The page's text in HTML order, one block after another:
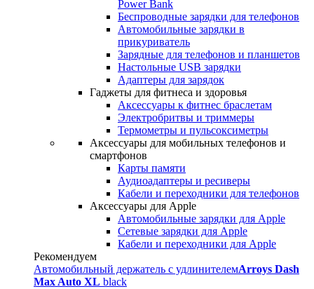
Power Bank
Беспроводные зарядки для телефонов
Автомобильные зарядки в
прикуриватель
Зарядные для телефонов и планшетов
Настольные USB зарядки
Адаптеры для зарядок
Гаджеты для фитнеса и здоровья
Аксессуары к фитнес браслетам
Электробритвы и триммеры
Термометры и пульсоксиметры
Аксессуары для мобильных телефонов и
смартфонов
Карты памяти
Аудиоадаптеры и ресиверы
Кабели и переходники для телефонов
Аксессуары для Apple
Автомобильные зарядки для Apple
Сетевые зарядки для Apple
Кабели и переходники для Apple
Рекомендуем
Автомобильный держатель с удлинителемArroys Dash
Max Auto XL black